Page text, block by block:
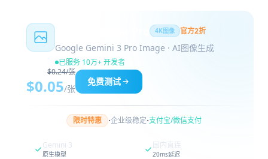
4K图像 官方2折
Google Gemini 3 Pro Image · AI图像生成
已服务 10万+ 开发者
$0.24/张
$0.05/张
免费测试
限时特惠 ·企业级稳定·支付宝/微信支付
Gemini 3
原生模型
国内直连
20ms延迟